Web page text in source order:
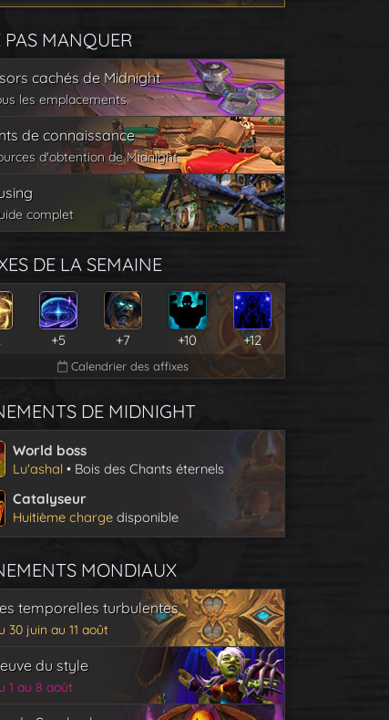
PAS MANQUER
cachés de Midnight
les emplacements
de connaissance
d'obtention de Midnight
complet
DE LA SEMAINE
+5 +7 +10 +12
Calendrier des affixes
DE MIDNIGHT
World boss
Lu'ashal • Bois des Chants éternels
Catalyseur
Huitième charge disponible
MONDIAUX
temporelles turbulentes
30 juin au 11 août
du style
1 au 8 août